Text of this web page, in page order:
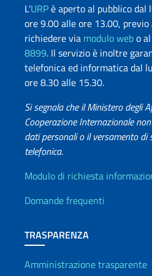
L'URPè aperto al pubblico
ore 9.00 alle ore 13.00,
richiedere via modulo webo
8899. Il servizio è inoltre
telefonica ed informatica dal
ore 8.30 alle 15.30.
Si segnala che il Ministero degli
Cooperazione Internazionale
dati personali o il versamento di
telefonica.
Info utili
Modulo di richiesta
Domande frequenti
TRASPARENZA
Amministrazione trasparente